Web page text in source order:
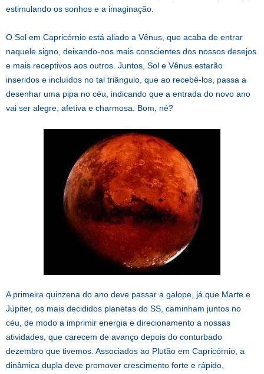
estimulando os sonhos e a imaginação.
O Sol em Capricórnio está aliado a Vênus, que acaba de entrar
naquele signo, deixando-nos mais conscientes dos nossos desejos
e mais receptivos aos outros. Juntos, Sol e Vênus estarão
inseridos e incluídos no tal triângulo, que ao recebê-los, passa a
desenhar uma pipa no céu, indicando que a entrada do novo ano
vai ser alegre, afetiva e charmosa. Bom, né?
A primeira quinzena do ano deve passar a galope, já que Marte e
Júpiter, os mais decididos planetas do SS, caminham juntos no
céu, de modo a imprimir energia e direcionamento a nossas
atividades, que carecem de avanço depois do conturbado
dezembro que tivemos. Associados ao Plutão em Capricórnio, a
dinâmica dupla deve promover crescimento forte e rápido,